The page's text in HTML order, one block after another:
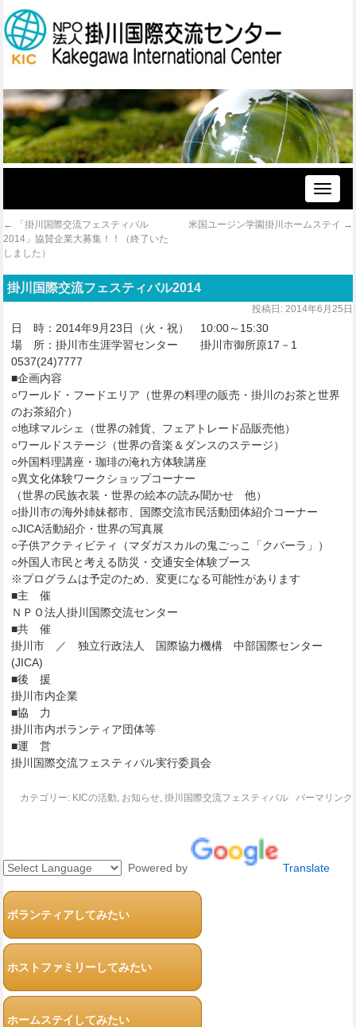
Toggle
←
「掛川国際交流フェスティバル
2014」協賛企業大募集！！（終了いた
しました）
米国ユージン学園掛川ホームステイ →
掛川国際交流フェスティバル2014
投稿日: 2014年6月25日
日 時：2014年9月23日（火・祝） 10:00～15:30
場 所：掛川市生涯学習センター 掛川市御所原17－1
0537(24)7777
■企画内容
○ワールド・フードエリア（世界の料理の販売・掛川のお茶と世界
のお茶紹介）
○地球マルシェ（世界の雑貨、フェアトレード品販売他）
○ワールドステージ（世界の音楽＆ダンスのステージ）
○外国料理講座・珈琲の淹れ方体験講座
○異文化体験ワークショップコーナー
（世界の民族衣装・世界の絵本の読み聞かせ 他）
○掛川市の海外姉妹都市、国際交流市民活動団体紹介コーナー
○JICA活動紹介・世界の写真展
○子供アクティビティ（マダガスカルの鬼ごっこ「クバーラ」）
○外国人市民と考える防災・交通安全体験ブース
※プログラムは予定のため、変更になる可能性があります
■主 催
ＮＰＯ法人掛川国際交流センター
■共 催
掛川市 ／ 独立行政法人 国際協力機構 中部国際センター
(JICA)
■後 援
掛川市内企業
■協 力
掛川市内ボランティア団体等
■運 営
掛川国際交流フェスティバル実行委員会
カテゴリー: KICの活動 お知らせ, 掛川国際交流フェスティバル パーマリンク
Powered by Translate
ボランティアしてみたい
ホストファミリーしてみたい
ホームステイしてみたい